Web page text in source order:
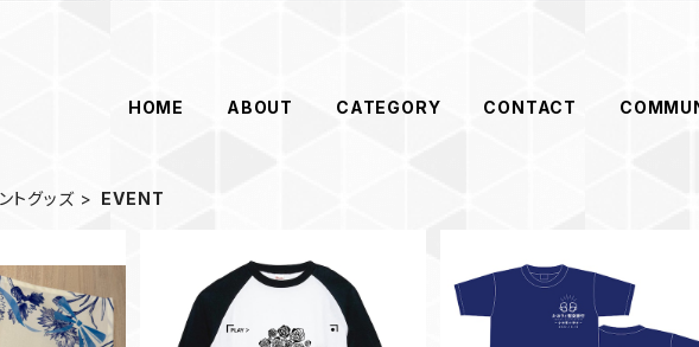
HOME ABOUT CATEGORY CONTACT
トグッズ EVENT